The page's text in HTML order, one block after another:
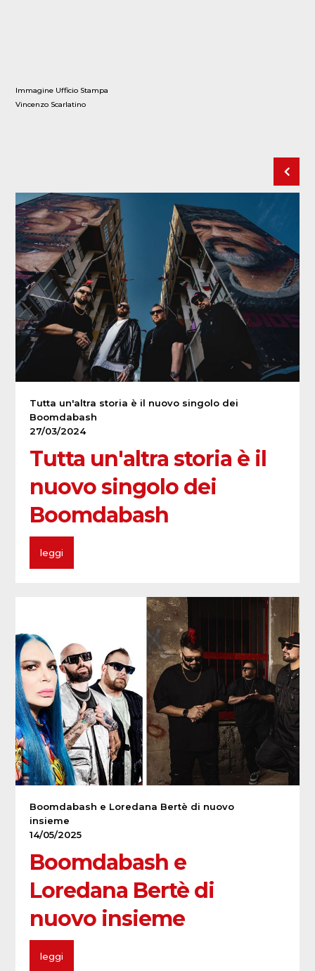
Immagine Ufficio Stampa
Vincenzo Scarlatino
Tutta un'altra storia è il nuovo singolo dei
Boomdabash
27/03/2024
Tutta un'altra storia è il
nuovo singolo dei
Boomdabash
leggi
Boomdabash e Loredana Bertè di nuovo
insieme
14/05/2025
Boomdabash e
Loredana Bertè di
nuovo insieme
leggi